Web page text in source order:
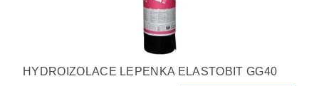
HYDROIZOLACE LEPENKA ELASTOBIT GG40